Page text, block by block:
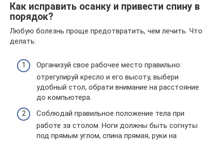
Как исправить осанку и привести спину в
порядок?
Любую болезнь проще предотвратить, чем лечить. Что
делать:
Организуй свое рабочее место правильно:
отрегулируй кресло и его высоту, выбери
удобный стол, обрати внимание на расстояние
до компьютера.
Соблюдай правильное положение тела при
работе за столом. Ноги должны быть согнуты
под прямым углом, спина прямая, руки на